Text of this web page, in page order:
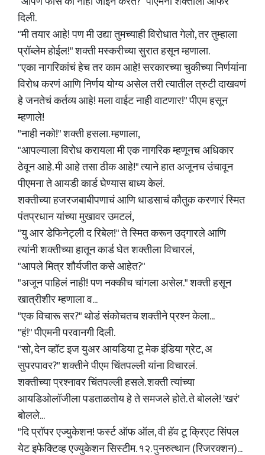
दिली.
"मी तयार आहे! पण मी उद्या तुमच्याही विरोधात गेलो, तर तुम्हाला
प्रॉब्लेम होईल!" शक्ती मस्करीच्या सुरात हसून म्हणाला.
"एका नागरिकांचं हेच तर काम आहे! सरकारच्या चुकीच्या निर्णयांना
विरोध करणं आणि निर्णय योग्य असेल तरी त्यातील त्रुटी दाखवणं
हे जनतेचं कर्तव्य आहे! मला वाईट नाही वाटणार!" पीएम हसून
म्हणाले!
"नाही नको!" शक्ती हसला. म्हणाला,
"आपल्याला विरोध करायला मी एक नागरिक म्हणूनच अधिकार
ठेवून आहे. मी आहे तसा ठीक आहे!" त्याने हात अजूनच उंचावून
पीएमना ते आयडी कार्ड घेण्यास बाध्य केलं.
शक्तीच्या हजरजबाबीपणाचं आणि धाडसाचं कौतुक करणारं स्मित
पंतप्रधान यांच्या मुखावर उमटलं,
"यु आर डेफिनेट्ली द रिबेल!" ते स्मित करून उद्गारले आणि
त्यांनी शक्तीच्या हातून कार्ड घेत शक्तीला विचारलं,
"आपले मित्र शौर्यजीत कसे आहेत?"
"अजून पाहिलं नाही! पण नक्कीच चांगला असेल." शक्ती हसून
खात्रीशीर म्हणाला व...
"एक विचारू सर?" थोडं संकोचतच शक्तीने प्रश्न केला...
"हं!" पीएमनी परवानगी दिली.
"सो, देन व्हॉट इज युअर आयडिया टू मेक इंडिया ग्रेट, अ
सुपरपावर?" शक्तीने पीएम चिंतपल्ली यांना विचारलं.
शक्तीच्या प्रश्नावर चिंतपल्ली हसले. शक्ती त्यांच्या
आयडिओलॉजीला पडताळतोय हे ते समजले होते. ते बोलले! 'खरं'
बोलले...
"दि प्रॉपर एज्युकेशन! फर्स्ट ऑफ ऑल, वी हॅव टू क्रिएट सिंपल
येट इफेक्टिव्ह एज्युकेशन सिस्टीम. १२. पुनरुत्थान (रिजरक्शन)...